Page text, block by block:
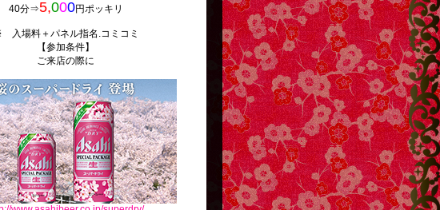
40分⇒5,000円ポッキリ
入場料＋パネル指名.コミコミ
【参加条件】
ご来店の際に